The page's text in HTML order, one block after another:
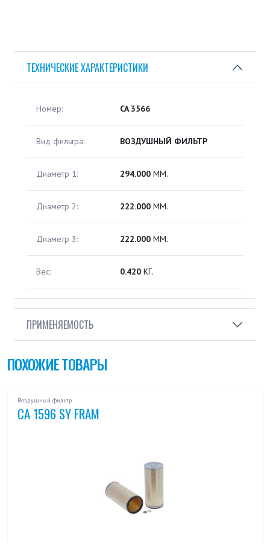
ТЕХНИЧЕСКИЕ ХАРАКТЕРИСТИКИ
Номер: CA 3566
Вид фильтра: ВОЗДУШНЫЙ ФИЛЬТР
Диаметр 1: 294.000 ММ.
Диаметр 2: 222.000 ММ.
Диаметр 3: 222.000 ММ.
Вес: 0.420 КГ.
ПРИМЕНЯЕМОСТЬ
ПОХОЖИЕ ТОВАРЫ
Воздушный фильтр
CA 1596 SY FRAM